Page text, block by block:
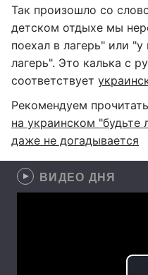
Так произошло со
детском отдыхе мы
поехал в лагерь" или
лагерь". Это калька с
соответствует
Рекомендуем
на украинском
даже не догадывается
ВИДЕО ДНЯ